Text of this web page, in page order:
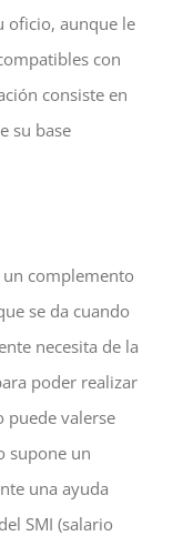
oficio, aunque le
con
consiste en
su base
complemento
se da cuando
necesita de la
poder realizar
puede valerse
supone un
una ayuda
SMI (salario